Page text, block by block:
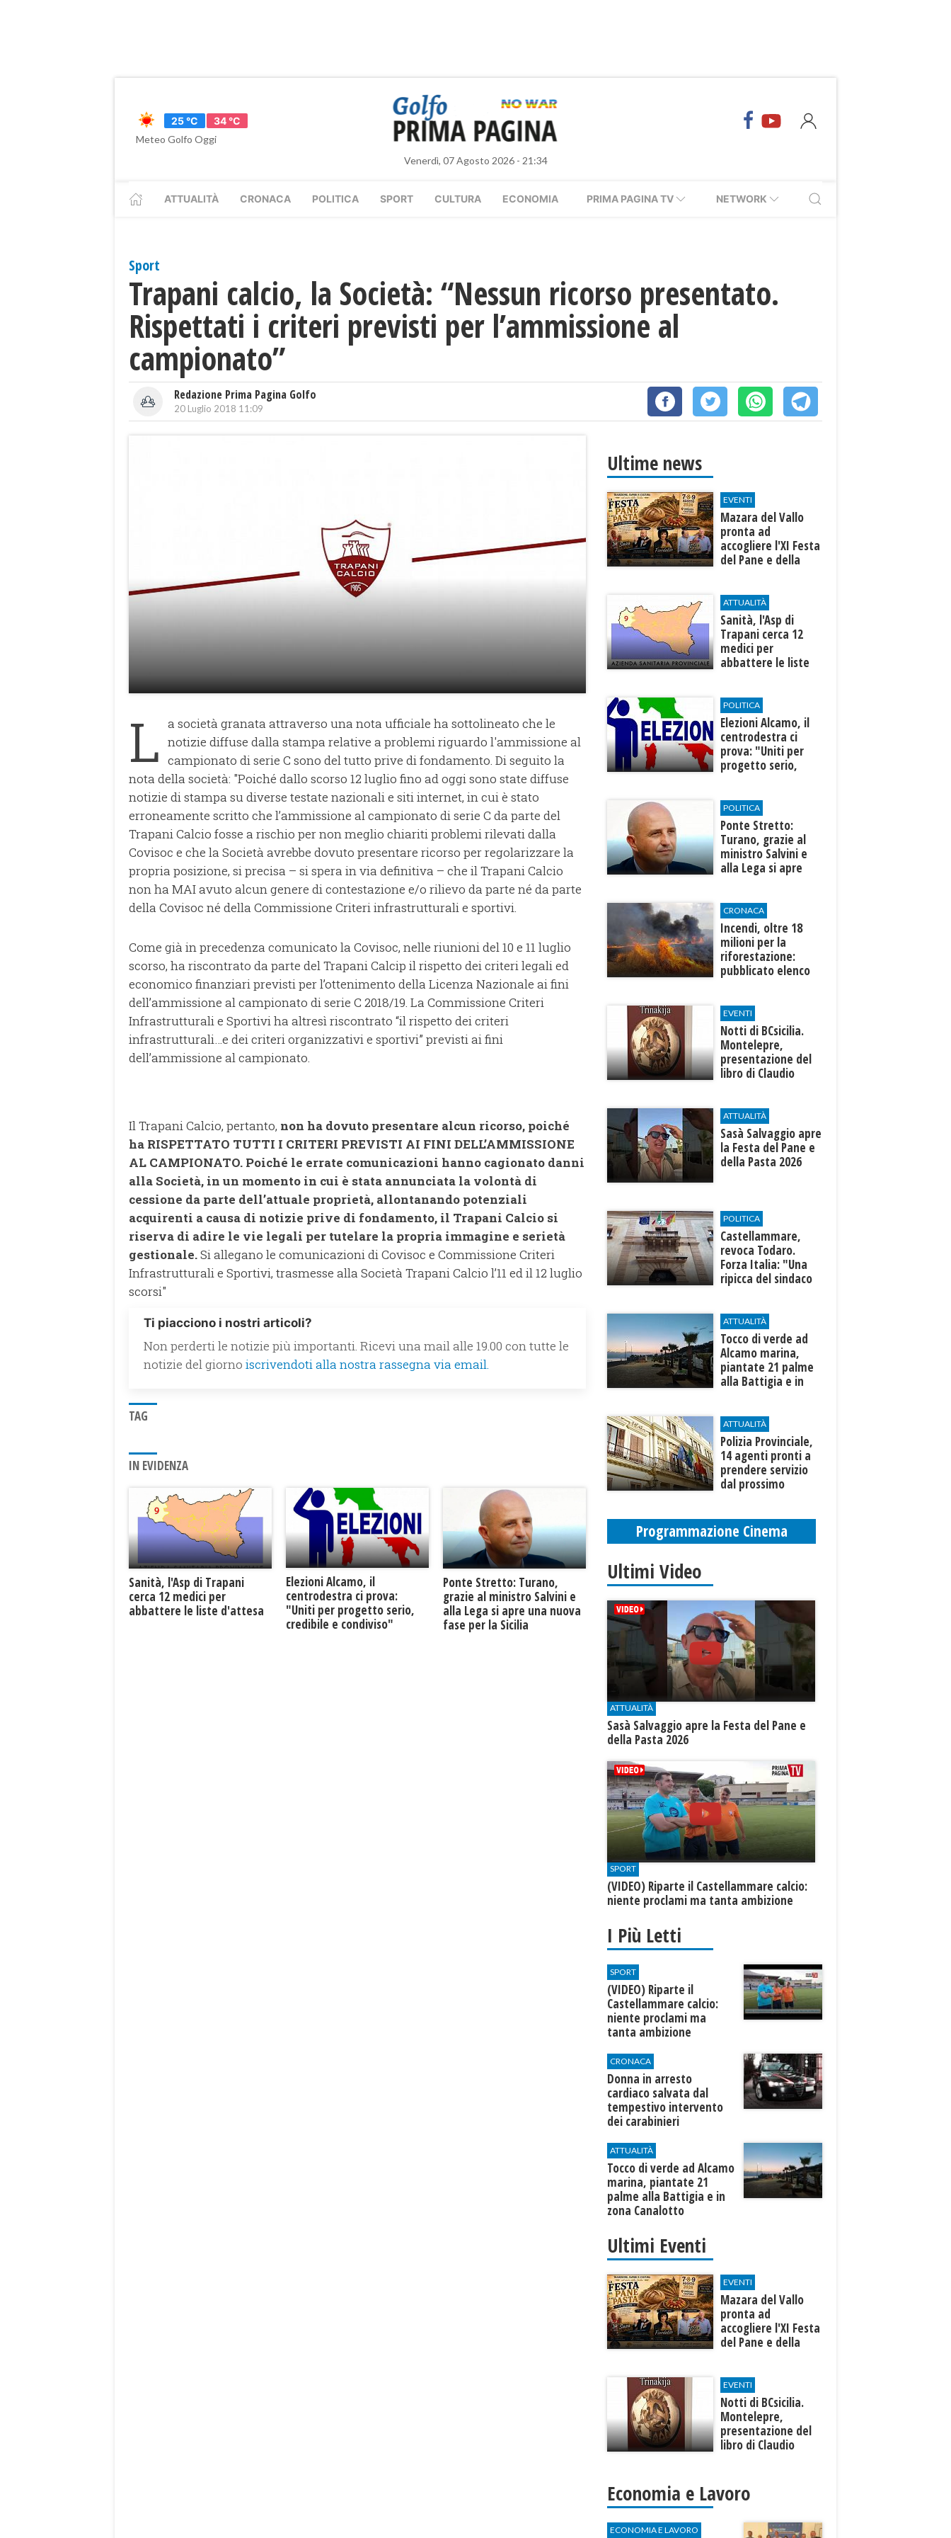
25 °C
34 °C
Meteo Golfo Oggi
Venerdì, 07 Agosto 2026 - 21:34
ATTUALITÀ CRONACA POLITICA SPORT CULTURA ECONOMIA PRIMA PAGINA TV NETWORK
Sport
Trapani calcio, la Società: “Nessun ricorso presentato.
Rispettati i criteri previsti per l’ammissione al
campionato”
Redazione Prima Pagina Golfo
20 Luglio 2018 11:09
L a società granata attraverso una nota ufficiale ha sottolineato che le
notizie diffuse dalla stampa relative a problemi riguardo l'ammissione al
campionato di serie C sono del tutto prive di fondamento. Di seguito la
nota della società: "Poiché dallo scorso 12 luglio fino ad oggi sono state diffuse
notizie di stampa su diverse testate nazionali e siti internet, in cui è stato
erroneamente scritto che l’ammissione al campionato di serie C da parte del
Trapani Calcio fosse a rischio per non meglio chiariti problemi rilevati dalla
Covisoc e che la Società avrebbe dovuto presentare ricorso per regolarizzare la
propria posizione, si precisa – si spera in via definitiva – che il Trapani Calcio
non ha MAI avuto alcun genere di contestazione e/o rilievo da parte né da parte
della Covisoc né della Commissione Criteri infrastrutturali e sportivi.
Come già in precedenza comunicato la Covisoc, nelle riunioni del 10 e 11 luglio
scorso, ha riscontrato da parte del Trapani Calcip il rispetto dei criteri legali ed
economico finanziari previsti per l’ottenimento della Licenza Nazionale ai fini
dell’ammissione al campionato di serie C 2018/19. La Commissione Criteri
Infrastrutturali e Sportivi ha altresì riscontrato “il rispetto dei criteri
infrastrutturali…e dei criteri organizzativi e sportivi” previsti ai fini
dell’ammissione al campionato.
Il Trapani Calcio, pertanto, non ha dovuto presentare alcun ricorso, poiché
ha RISPETTATO TUTTI I CRITERI PREVISTI AI FINI DELL’AMMISSIONE
AL CAMPIONATO. Poiché le errate comunicazioni hanno cagionato danni
alla Società, in un momento in cui è stata annunciata la volontà di
cessione da parte dell’attuale proprietà, allontanando potenziali
acquirenti a causa di notizie prive di fondamento, il Trapani Calcio si
riserva di adire le vie legali per tutelare la propria immagine e serietà
gestionale.Si allegano le comunicazioni di Covisoc e Commissione Criteri
Infrastrutturali e Sportivi, trasmesse alla Società Trapani Calcio l’11 ed il 12 luglio
scorsi"
Ti piacciono i nostri articoli?
Non perderti le notizie più importanti. Ricevi una mail alle 19.00 con tutte le
notizie del giorno iscrivendoti alla nostra rassegna via email.
TAG
IN EVIDENZA
Sanità, l'Asp di Trapani
cerca 12 medici per
abbattere le liste d'attesa
Elezioni Alcamo, il
centrodestra ci prova:
"Uniti per progetto serio,
credibile e condiviso"
Ponte Stretto: Turano,
grazie al ministro Salvini e
alla Lega si apre una nuova
fase per la Sicilia
Ultime news
EVENTI
Mazara del Vallo
pronta ad
accogliere l'XI Festa
del Pane e della
ATTUALITÀ
Sanità, l'Asp di
Trapani cerca 12
medici per
abbattere le liste
POLITICA
Elezioni Alcamo, il
centrodestra ci
prova: "Uniti per
progetto serio,
POLITICA
Ponte Stretto:
Turano, grazie al
ministro Salvini e
alla Lega si apre
CRONACA
Incendi, oltre 18
milioni per la
riforestazione:
pubblicato elenco
EVENTI
Notti di BCsicilia.
Montelepre,
presentazione del
libro di Claudio
ATTUALITÀ
Sasà Salvaggio apre
la Festa del Pane e
della Pasta 2026
POLITICA
Castellammare,
revoca Todaro.
Forza Italia: "Una
ripicca del sindaco
ATTUALITÀ
Tocco di verde ad
Alcamo marina,
piantate 21 palme
alla Battigia e in
ATTUALITÀ
​Polizia Provinciale,
14 agenti pronti a
prendere servizio
dal prossimo
Programmazione Cinema
Ultimi Video
ATTUALITÀ
Sasà Salvaggio apre la Festa del Pane e
della Pasta 2026
SPORT
(VIDEO) Riparte il Castellammare calcio:
niente proclami ma tanta ambizione
I Più Letti
SPORT
(VIDEO) Riparte il
Castellammare calcio:
niente proclami ma
tanta ambizione
CRONACA
Donna in arresto
cardiaco salvata dal
tempestivo intervento
dei carabinieri
ATTUALITÀ
Tocco di verde ad Alcamo
marina, piantate 21
palme alla Battigia e in
zona Canalotto
Ultimi Eventi
EVENTI
Mazara del Vallo
pronta ad
accogliere l'XI Festa
del Pane e della
EVENTI
Notti di BCsicilia.
Montelepre,
presentazione del
libro di Claudio
Economia e Lavoro
ECONOMIA E LAVORO